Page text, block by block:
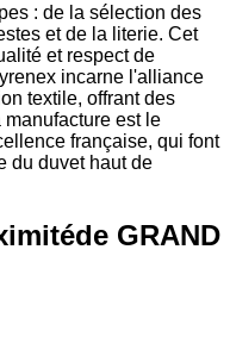
: de la sélection des
et de la literie. Cet
et respect de
incarne l'alliance
textile, offrant des
est le
française, qui font
du duvet haut de
de GRAND